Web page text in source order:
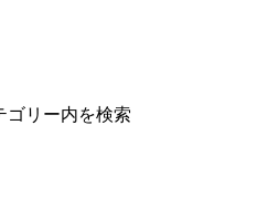
ゴリー内を検索